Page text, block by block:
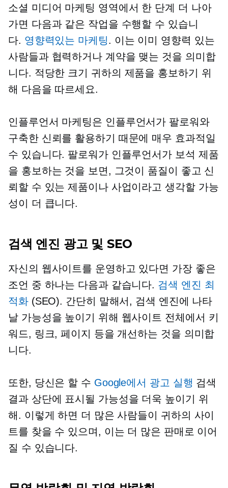
소셜 미디어 마케팅 영역에서 한 단계 더 나아
가면 다음과 같은 작업을 수행할 수 있습니
다. 영향력있는 마케팅. 이는 이미 영향력 있는
사람들과 협력하거나 계약을 맺는 것을 의미합
니다. 적당한 크기
귀하의 제품을 홍보하기 위
해 다음을 따르세요.
인플루언서 마케팅은 인플루언서가 팔로워와
구축한 신뢰를 활용하기 때문에 매우 효과적일
수 있습니다. 팔로워가 인플루언서가 보석 제품
을 홍보하는 것을 보면, 그것이 품질이 좋고 신
뢰할 수 있는 제품이나 사업이라고 생각할 가능
성이 더 큽니다.
검색 엔진 광고 및 SEO
자신의 웹사이트를 운영하고 있다면 가장 좋은
조언 중 하나는 다음과 같습니다. 검색 엔진 최
적화(SEO). 간단히 말해서, 검색 엔진에 나타
날 가능성을 높이기 위해 웹사이트 전체에서 키
워드, 링크, 페이지 등을 개선하는 것을 의미합
니다.
또한, 당신은 할 수 Google에서 광고 실행 검색
결과 상단에 표시될 가능성을 더욱 높이기 위
해. 이렇게 하면 더 많은 사람들이 귀하의 사이
트를 찾을 수 있으며, 이는 더 많은 판매로 이어
질 수 있습니다.